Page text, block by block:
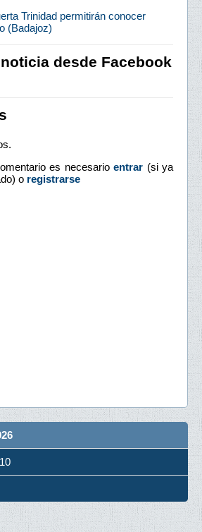
Trinidad permitirán conocer
(Badajoz)
desde Facebook
es necesario entrar (si ya
o registrarse